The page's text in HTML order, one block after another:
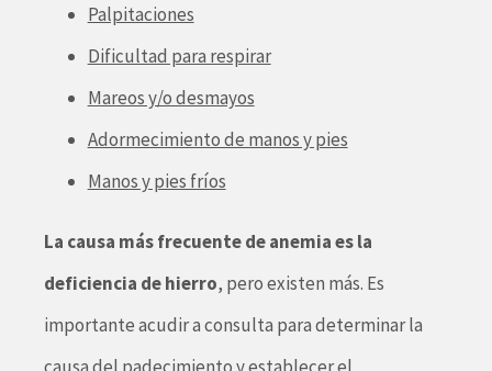
Palpitaciones
Dificultad para respirar
Mareos y/o desmayos
Adormecimiento de manos y pies
Manos y pies fríos
La causa más frecuente de anemia es la
deficiencia de hierro, pero existen más. Es
importante acudir a consulta para determinar la